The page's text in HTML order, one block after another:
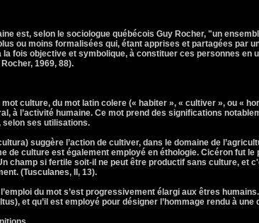
est, selon le sociologue québécois Guy Rocher, "un
ou moins formalisées qui, étant apprises et partagées par
la fois objective et symbolique, à constituer ces personnes en
1969, 88).
mot culture, du mot latin colere (« habiter », « cultiver », ou «
à l’activité humaine. Ce mot prend des significations
ses utilisations.
suggère l’action de cultiver, dans le domaine de
de culture est également employé en éthologie. Cicéron fut le
champ si fertile soit-il ne peut être productif sans culture, et
(Tusculanes, II, 13).
l’emploi du mot s’est progressivement élargi aux êtres
et qu’il est employé pour désigner l’hommage rendu à une